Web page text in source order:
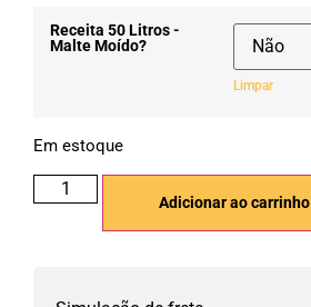
Receita 50 Litros -
Malte Moído?
Limpar
Em estoque
Adicionar ao carrinho